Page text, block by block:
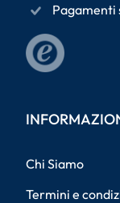
Pagamenti
Chi Siamo
Termini e